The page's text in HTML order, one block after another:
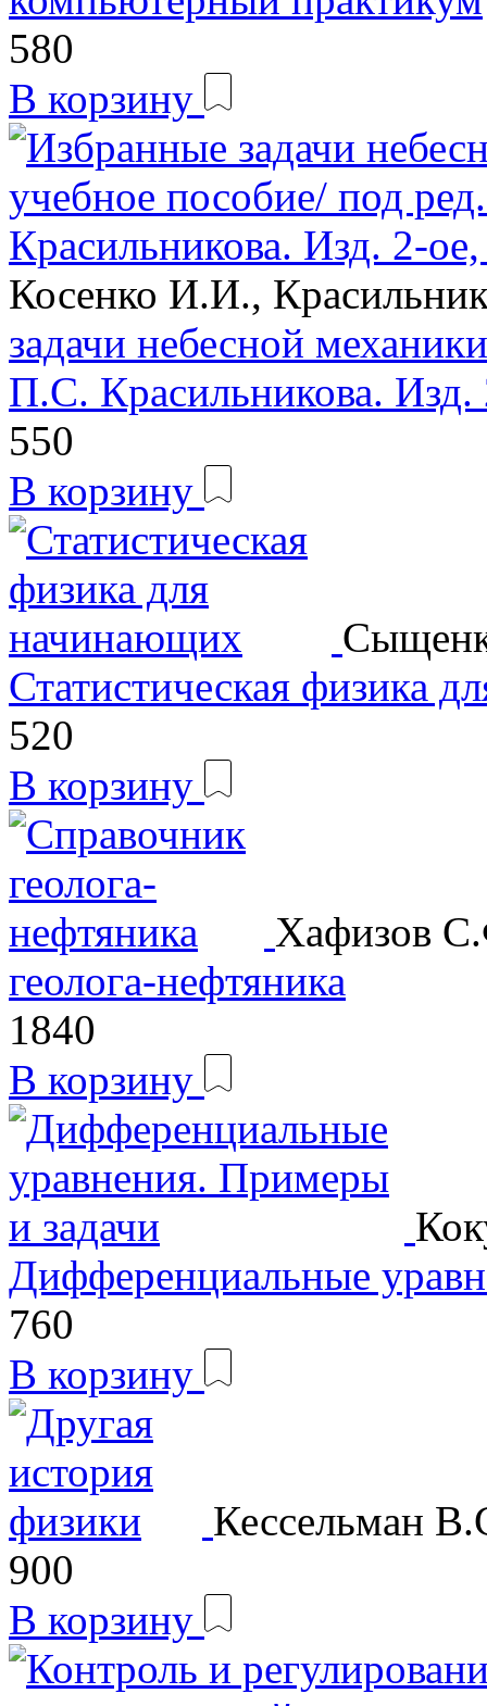
580
В корзину
Косенко И.И.,
задачи небесной
П.С. Красильникова. Изд.
550
В корзину
Статистическая физика
520
В корзину
Хафизов
геолога-нефтяника
1840
В корзину
Дифференциальные
760
В корзину
Кессельман
900
В корзину